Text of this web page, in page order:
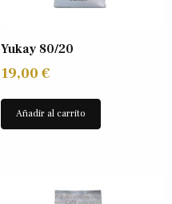
Yukay 80/20
19,00 €
Añadir al carrito